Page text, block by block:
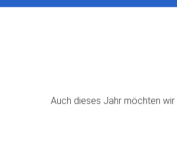
Auch dieses Jahr möchten